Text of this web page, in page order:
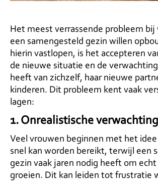
Het meest verrassende probleem bij
een samengesteld gezin willen
hierin vastlopen, is het accepteren
de nieuwe situatie en de
heeft van zichzelf, haar nieuwe
kinderen. Dit probleem kent vaak
lagen:
1. Onrealistische
Veel vrouwen beginnen met het
snel kan worden bereikt, terwijl een
gezin vaak jaren nodig heeft om
groeien. Dit kan leiden tot frustratie